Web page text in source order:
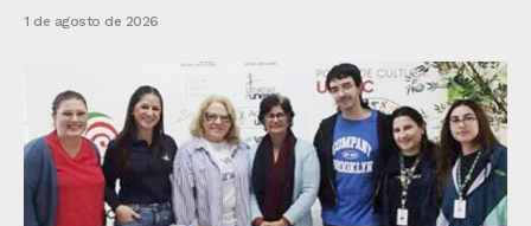
1 de agosto de 2026